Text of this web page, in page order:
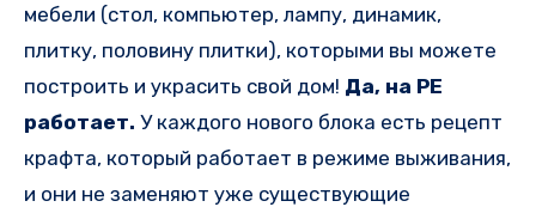
мебели (стол, компьютер, лампу, динамик,
плитку, половину плитки), которыми вы можете
построить и украсить свой дом! Да, на PE
работает. У каждого нового блока есть рецепт
крафта, который работает в режиме выживания,
и они не заменяют уже существующие